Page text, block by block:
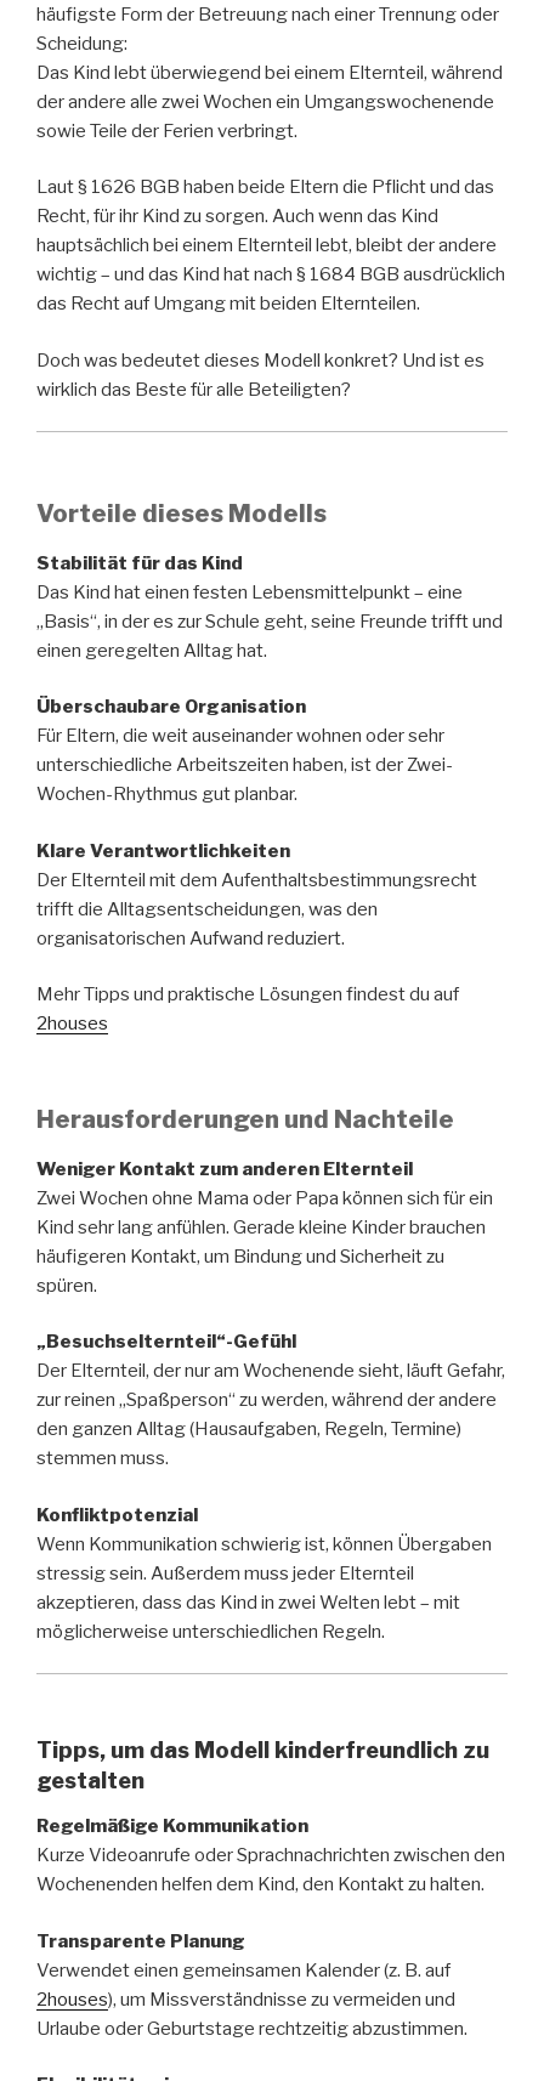
häufigste Form der Betreuung nach einer Trennung oder
Scheidung:
Das Kind lebt überwiegend bei einem Elternteil, während
der andere alle zwei Wochen ein Umgangswochenende
sowie Teile der Ferien verbringt.
Laut § 1626 BGB haben beide Eltern die Pflicht und das
Recht, für ihr Kind zu sorgen. Auch wenn das Kind
hauptsächlich bei einem Elternteil lebt, bleibt der andere
wichtig – und das Kind hat nach § 1684 BGB ausdrücklich
das Recht auf Umgang mit beiden Elternteilen.
Doch was bedeutet dieses Modell konkret? Und ist es
wirklich das Beste für alle Beteiligten?
Vorteile dieses Modells
Stabilität für das Kind
Das Kind hat einen festen Lebensmittelpunkt – eine
„Basis“, in der es zur Schule geht, seine Freunde trifft und
einen geregelten Alltag hat.
Überschaubare Organisation
Für Eltern, die weit auseinander wohnen oder sehr
unterschiedliche Arbeitszeiten haben, ist der Zwei-
Wochen-Rhythmus gut planbar.
Klare Verantwortlichkeiten
Der Elternteil mit dem Aufenthaltsbestimmungsrecht
trifft die Alltagsentscheidungen, was den
organisatorischen Aufwand reduziert.
Mehr Tipps und praktische Lösungen findest du auf
2houses
Herausforderungen und Nachteile
Weniger Kontakt zum anderen Elternteil
Zwei Wochen ohne Mama oder Papa können sich für ein
Kind sehr lang anfühlen. Gerade kleine Kinder brauchen
häufigeren Kontakt, um Bindung und Sicherheit zu
spüren.
„Besuchselternteil“-Gefühl
Der Elternteil, der nur am Wochenende sieht, läuft Gefahr,
zur reinen „Spaßperson“ zu werden, während der andere
den ganzen Alltag (Hausaufgaben, Regeln, Termine)
stemmen muss.
Konfliktpotenzial
Wenn Kommunikation schwierig ist, können Übergaben
stressig sein. Außerdem muss jeder Elternteil
akzeptieren, dass das Kind in zwei Welten lebt – mit
möglicherweise unterschiedlichen Regeln.
Tipps, um das Modell kinderfreundlich zu
gestalten
Regelmäßige Kommunikation
Kurze Videoanrufe oder Sprachnachrichten zwischen den
Wochenenden helfen dem Kind, den Kontakt zu halten.
Transparente Planung
Verwendet einen gemeinsamen Kalender (z. B. auf
2houses), um Missverständnisse zu vermeiden und
Urlaube oder Geburtstage rechtzeitig abzustimmen.